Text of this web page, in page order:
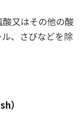
又はその他の酸
、さびなどを除
）